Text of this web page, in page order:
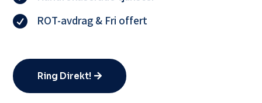
 ROT-avdrag & Fri offert
Ring Direkt!